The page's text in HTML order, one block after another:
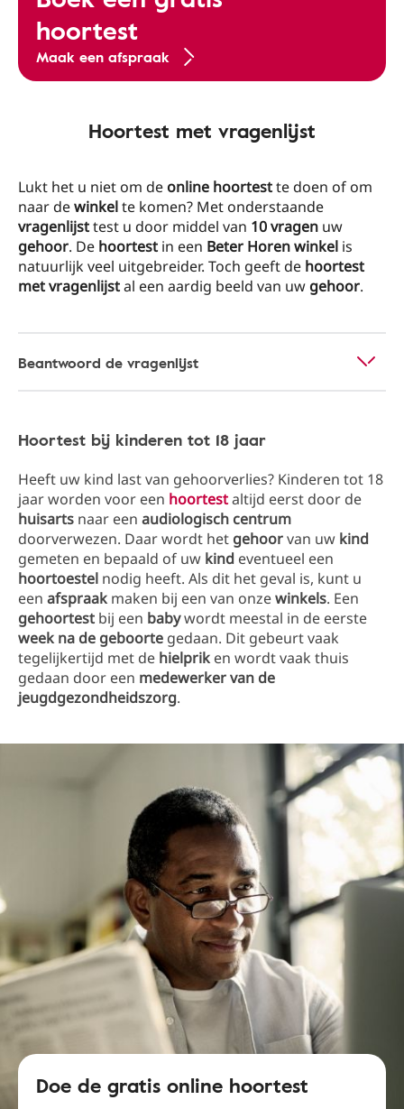
hoortest
Maak een afspraak
Hoortest met vragenlijst
Lukt het u niet om de online hoortestte doen of om
naar dewinkelte komen? Met onderstaande
vragenlijsttest u door middel van 10 vragen uw
gehoor. De hoortest in een Beter Horen winkel is
natuurlijk veel uitgebreider. Toch geeft de hoortest
met vragenlijstal een aardig beeld van uwgehoor.
Beantwoord de vragenlijst
Hoortest bij kinderen tot 18 jaar
Heeft uw kind last van gehoorverlies? Kinderen tot 18
jaar worden voor een hoortestaltijd eerst door de
huisarts naar een audiologisch centrum
doorverwezen. Daar wordt het gehoorvan uw kind
gemeten en bepaald of uw kind eventueel een
hoortoestel nodig heeft. Als dit het geval is, kunt u
een afspraak maken bij een van onzewinkels. Een
gehoortest bij een babywordt meestal in de eerste
week na de geboorte gedaan. Dit gebeurt vaak
tegelijkertijd met de hielprik en wordt vaak thuis
gedaan door een medewerker van de
jeugdgezondheidszorg.
Doe de gratis online hoortest